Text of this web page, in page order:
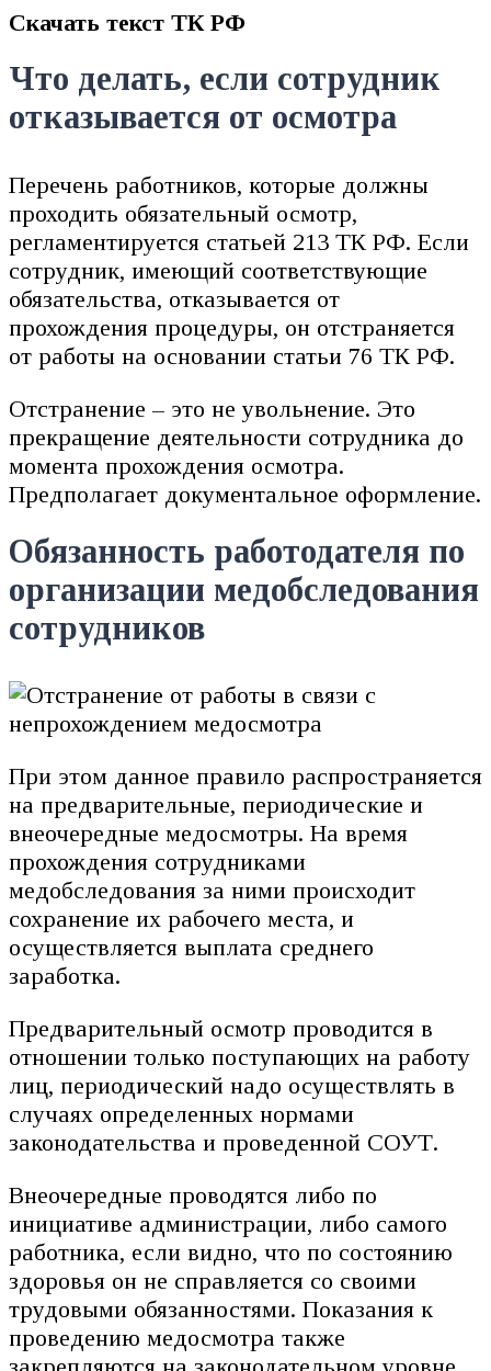
Скачать текст ТК РФ
Что делать, если сотрудник
отказывается от осмотра
Перечень работников, которые должны
проходить обязательный осмотр,
регламентируется статьей 213 ТК РФ. Если
сотрудник, имеющий соответствующие
обязательства, отказывается от
прохождения процедуры, он отстраняется
от работы на основании статьи 76 ТК РФ.
Отстранение – это не увольнение. Это
прекращение деятельности сотрудника до
момента прохождения осмотра.
Предполагает документальное оформление.
Обязанность работодателя по
организации медобследования
сотрудников
При этом данное правило распространяется
на предварительные, периодические и
внеочередные медосмотры. На время
прохождения сотрудниками
медобследования за ними происходит
сохранение их рабочего места, и
осуществляется выплата среднего
заработка.
Предварительный осмотр проводится в
отношении только поступающих на работу
лиц, периодический надо осуществлять в
случаях определенных нормами
законодательства и проведенной СОУТ.
Внеочередные проводятся либо по
инициативе администрации, либо самого
работника, если видно, что по состоянию
здоровья он не справляется со своими
трудовыми обязанностями. Показания к
проведению медосмотра также